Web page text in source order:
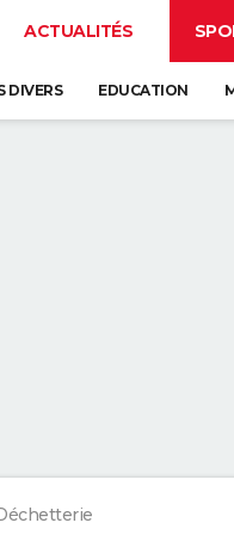
ACTUALITÉS
DIVERS EDUCATION